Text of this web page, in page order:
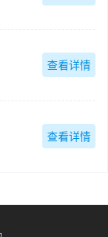
查看详情
查看详情